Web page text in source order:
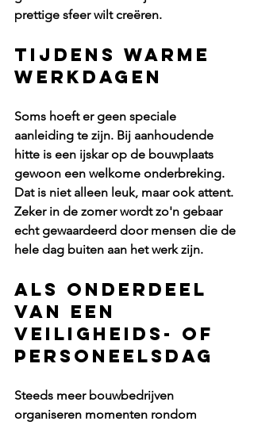
prettige sfeer wilt creëren.
Tijdens warme
werkdagen
Soms hoeft er geen speciale
aanleiding te zijn. Bij aanhoudende
hitte is een ijskar op de bouwplaats
gewoon een welkome onderbreking.
Dat is niet alleen leuk, maar ook attent.
Zeker in de zomer wordt zo'n gebaar
echt gewaardeerd door mensen die de
hele dag buiten aan het werk zijn.
Als onderdeel
van een
veiligheids- of
personeelsdag
Steeds meer bouwbedrijven
organiseren momenten rondom